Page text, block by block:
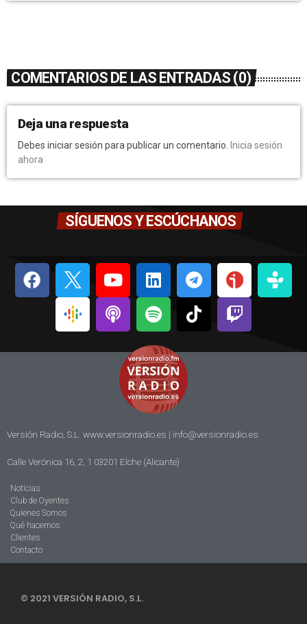
COMENTARIOS DE LAS ENTRADAS (0)
Deja una respuesta
Debes iniciar sesión para publicar un comentario.
Inicia sesión
ahora
SÍGUENOS Y ESCÚCHANOS
Versión Radio, S.L. www.versionradio.es | info@versionradio.es
Calle Verónica 16, 2, 1 03201 Elche (Alicante)
Noticias
Club de Oyentes
Quienes Somos
Qué hacemos
Clientes
Contacto
© 2021 VERSIÓN RADIO, S.L.